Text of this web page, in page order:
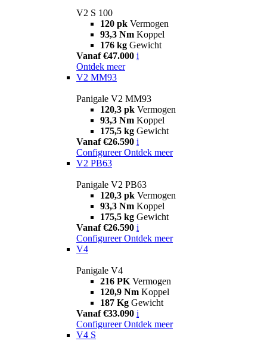
V2 S 100
120 pk Vermogen
93,3 Nm Koppel
176 kg Gewicht
Vanaf €47.000 i
Ontdek meer
V2 MM93
Panigale V2 MM93
120,3 pk Vermogen
93,3 Nm Koppel
175,5 kg Gewicht
Vanaf €26.590 i
Configureer Ontdek meer
V2 PB63
Panigale V2 PB63
120,3 pk Vermogen
93,3 Nm Koppel
175,5 kg Gewicht
Vanaf €26.590 i
Configureer Ontdek meer
V4
Panigale V4
216 PK Vermogen
120,9 Nm Koppel
187 Kg Gewicht
Vanaf €33.090 i
Configureer Ontdek meer
V4 S